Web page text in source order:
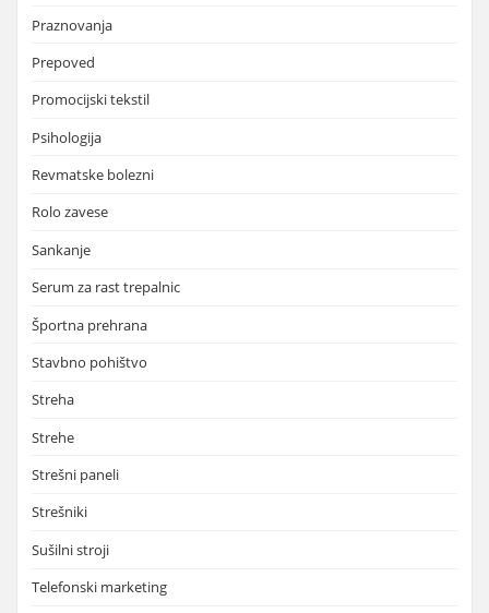
Praznovanja
Prepoved
Promocijski tekstil
Psihologija
Revmatske bolezni
Rolo zavese
Sankanje
Serum za rast trepalnic
Športna prehrana
Stavbno pohištvo
Streha
Strehe
Strešni paneli
Strešniki
Sušilni stroji
Telefonski marketing